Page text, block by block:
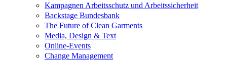
Kampagnen Arbeitsschutz und Arbeitssicherheit
Backstage Bundesbank
The Future of Clean Garments
Media, Design & Text
Online-Events
Change Management